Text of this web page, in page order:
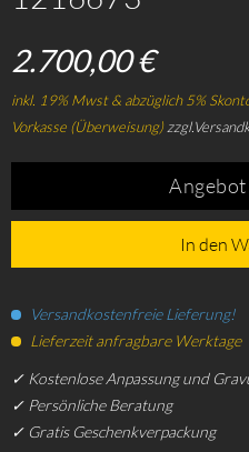
2.700,00 €
inkl. 19% Mwst & abzüglich 5%
Vorkasse (Überweisung)
In den
Versandkostenfreie Lieferung!
Lieferzeit anfragbare Werktage
✓ Kostenlose Anpassung und
✓ Persönliche Beratung
✓ Gratis Geschenkverpackung